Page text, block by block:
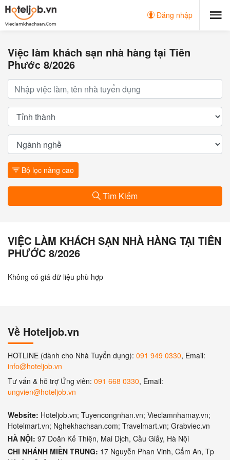
Đăng nhập
Việc làm khách sạn nhà hàng tại Tiên
Phước 8/2026
Bộ lọc nâng cao
Tìm Kiếm
VIỆC LÀM KHÁCH SẠN NHÀ HÀNG TẠI TIÊN
PHƯỚC 8/2026
Không có giá dữ liệu phù hợp
Về Hoteljob.vn
HOTLINE (dành cho Nhà Tuyển dụng): 091 949 0330, Email:
info@hoteljob.vn
Tư vấn & hỗ trợ Ứng viên: 091 668 0330, Email:
ungvien@hoteljob.vn
Website: Hoteljob.vn; Tuyencongnhan.vn; Vieclamnhamay.vn;
Hotelmart.vn; Nghekhachsan.com; Travelmart.vn; Grabviec.vn
HÀ NỘI: 97 Doãn Kế Thiện, Mai Dịch, Cầu Giấy, Hà Nội
CHI NHÁNH MIỀN TRUNG: 17 Nguyễn Phan Vinh, Cẩm An, Tp